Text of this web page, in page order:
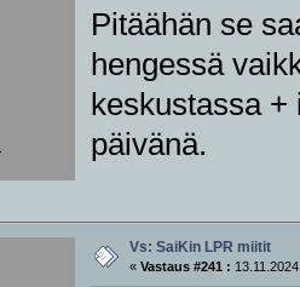
Pitäähän se
hengessä
keskustassa
päivänä.
Vs: SaiKin LPR miitit
« Vastaus #241 :